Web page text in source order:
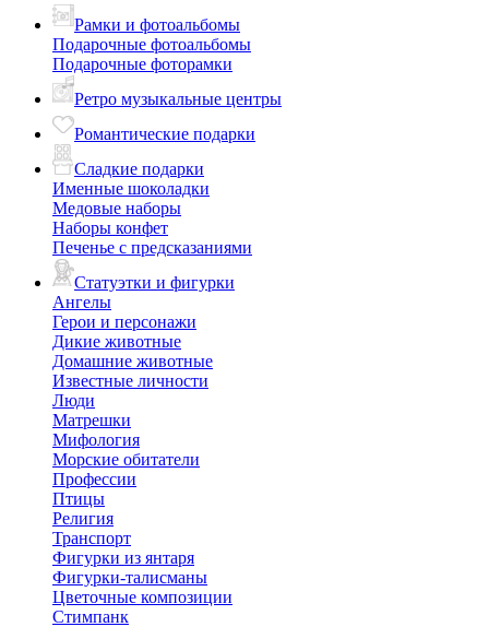
Рамки и фотоальбомы
Подарочные фотоальбомы
Подарочные фоторамки
Ретро музыкальные центры
Романтические подарки
Сладкие подарки
Именные шоколадки
Медовые наборы
Наборы конфет
Печенье с предсказаниями
Статуэтки и фигурки
Ангелы
Герои и персонажи
Дикие животные
Домашние животные
Известные личности
Люди
Матрешки
Мифология
Морские обитатели
Профессии
Птицы
Религия
Транспорт
Фигурки из янтаря
Фигурки-талисманы
Цветочные композиции
Стимпанк